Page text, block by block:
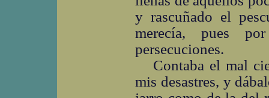
y rascuñado el
merecía, pues
persecuciones.
Contaba el mal
mis desastres, y